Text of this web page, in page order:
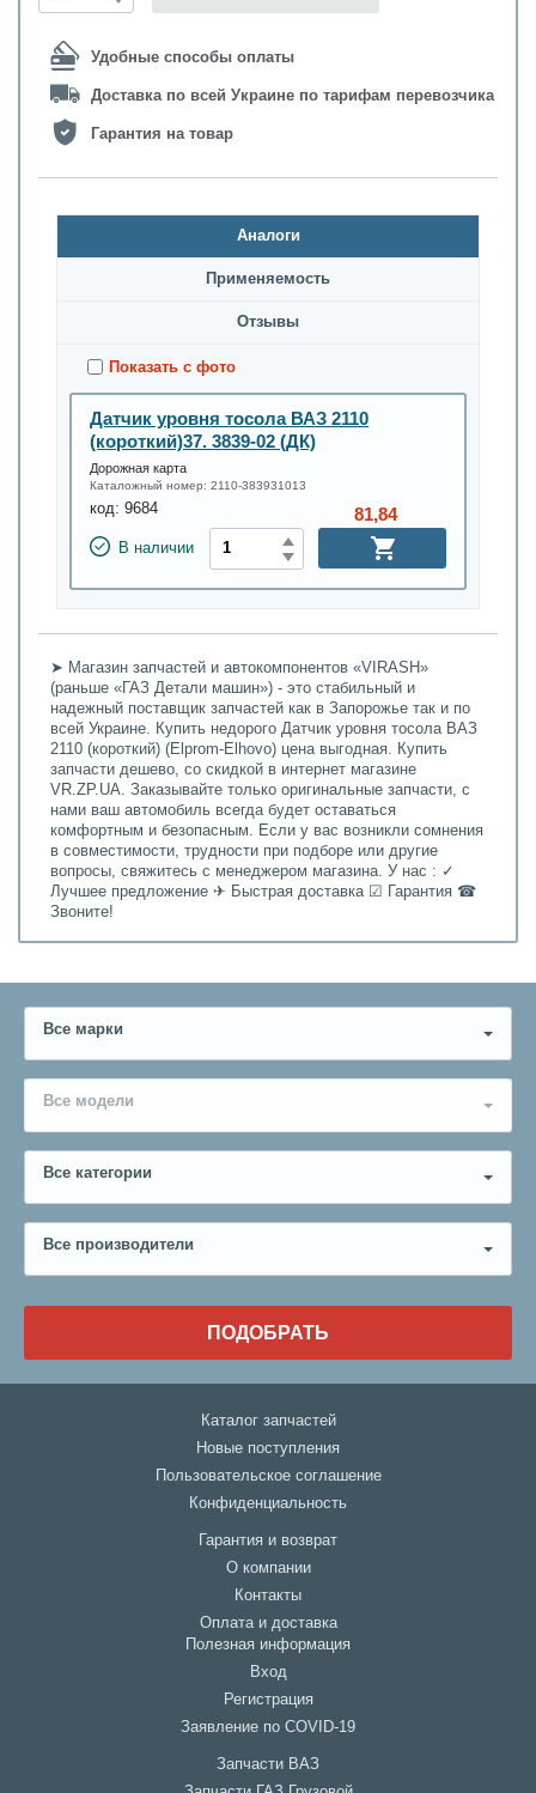
Удобные способы оплаты
Доставка по всей Украине по тарифам перевозчика
Гарантия на товар
Аналоги
Применяемость
Oтзывы
Показать с фото
Датчик уровня тосола ВАЗ 2110
(короткий)37. 3839-02 (ДК)
Дорожная карта
Каталожный номер: 2110-383931013
код: 9684
В наличии
81,84
➤ Магазин запчастей и автокомпонентов «VIRASH»
(раньше «ГАЗ Детали машин») - это стабильный и
надежный поставщик запчастей как в Запорожье так и по
всей Украине. Купить недорого Датчик уровня тосола ВАЗ
2110 (короткий) (Elprom-Elhovo) цена выгодная. Купить
запчасти дешево, со скидкой в интернет магазине
VR.ZP.UA. Заказывайте только оригинальные запчасти, с
нами ваш автомобиль всегда будет оставаться
комфортным и безопасным. Если у вас возникли сомнения
в совместимости, трудности при подборе или другие
вопросы, свяжитесь с менеджером магазина. У нас : ✓
Лучшее предложение ✈ Быстрая доставка ☑ Гарантия ☎
Звоните!
Все марки
Все модели
Все категории
Все производители
ПОДОБРАТЬ
Каталог запчастей
Новые поступления
Пользовательское соглашение
Конфиденциальность
Гарантия и возврат
О компании
Контакты
Оплата и доставка
Полезная информация
Вход
Регистрация
Заявление по COVID-19
Запчасти ВАЗ